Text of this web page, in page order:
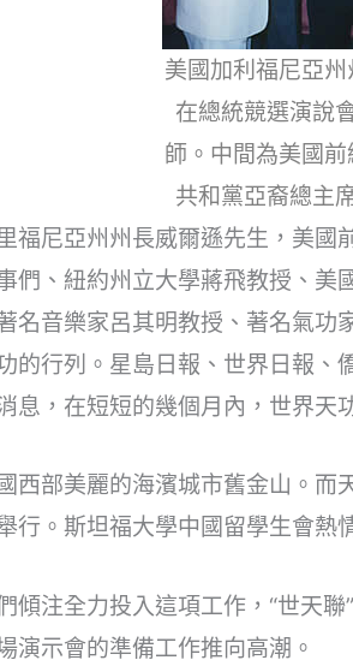
美國加利福尼亞
在總統競選演說
師。中間為美國
共和黨亞裔總主
福尼亞州州長威爾遜先生，美
們、紐約州立大學蔣飛教授、
名音樂家呂其明教授、著名氣
的行列。星島日報、世界日報
息，在短短的幾個月內，世界天
西部美麗的海濱城市舊金山。
行。斯坦福大學中國留學生會熱
傾注全力投入這項工作，“世天
演示會的準備工作推向高潮。